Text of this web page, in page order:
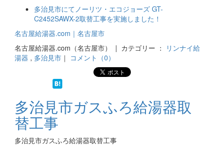
多治見市にてノーリツ・エコジョーズ GT-
C2452SAWX-2取替工事を実施しました！
名古屋給湯器.com｜名古屋市
名古屋給湯器.com（名古屋市） | カテゴリー ：
リンナイ給
湯器 , 多治見市 ｜ コメント（0）
多治見市ガスふろ給湯器取
替工事
多治見市ガスふろ給湯器取替工事